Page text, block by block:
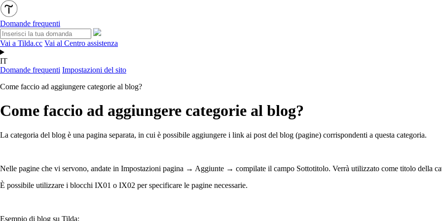
Domande frequenti
Vai a Tilda.cc Vai al Centro assistenza
IT
Domande frequenti Impostazioni del sito
Come faccio ad aggiungere categorie al blog?
Come faccio ad aggiungere categorie al blog?
La categoria del blog è una pagina separata, in cui è possibile aggiungere i link ai post del blog (pagine) corrispondenti a questa categoria.
Nelle pagine che vi servono, andate in Impostazioni pagina → Aggiunte → compilate il campo Sottotitolo. Verrà utilizzato come titolo della
È possibile utilizzare i blocchi IX01 o IX02 per specificare le pagine necessarie.
Esempio di blog su Tilda: